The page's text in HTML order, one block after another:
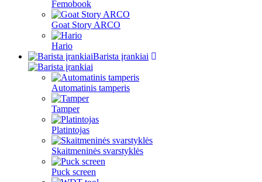
Femobook
Goat Story ARCO
Hario
Barista įrankiai
Automatinis tamperis
Tamper
Platintojas
Skaitmeninės svarstyklės
Puck screen